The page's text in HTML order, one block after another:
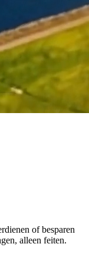
of besparen
alleen feiten.